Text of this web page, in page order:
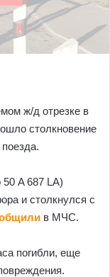
ж/д отрезке в
столкновение
A 687 LA)
и столкнулся с
в МЧС.
погибли, еще